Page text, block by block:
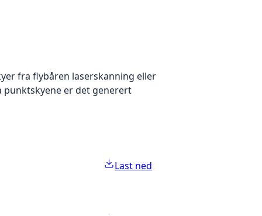
fra flybåren laserskanning eller
punktskyene er det generert
Last ned